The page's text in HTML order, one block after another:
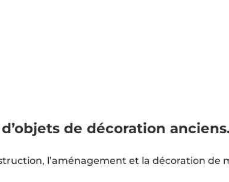
de décoration
l’aménagement et la décoration de